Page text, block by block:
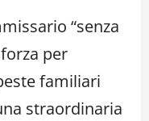
“senza
per
familiari
straordinaria